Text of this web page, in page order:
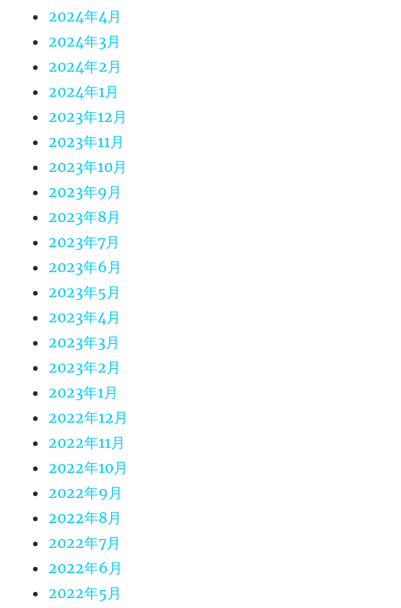
2024年4月
2024年3月
2024年2月
2024年1月
2023年12月
2023年11月
2023年10月
2023年9月
2023年8月
2023年7月
2023年6月
2023年5月
2023年4月
2023年3月
2023年2月
2023年1月
2022年12月
2022年11月
2022年10月
2022年9月
2022年8月
2022年7月
2022年6月
2022年5月